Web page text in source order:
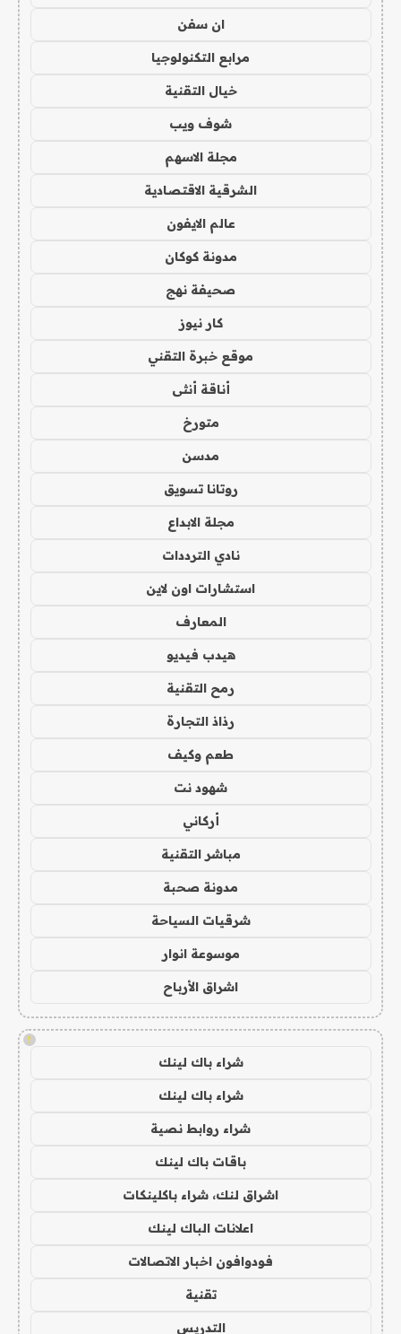
ان سفن
مرابع التكنولوجيا
خيال التقنية
شوف ويب
مجلة الاسهم
الشرقية الاقتصادية
عالم الايفون
مدونة كوكان
صحيفة نهج
كار نيوز
موقع خبرة التقني
أناقة أنثى
متورخ
مدسن
روتانا تسويق
مجلة الابداع
نادي الترددات
استشارات اون لاين
المعارف
هيدب فيديو
رمح التقنية
رذاذ التجارة
طعم وكيف
شهود نت
أركاني
مباشر التقنية
مدونة صحبة
شرقيات السياحة
موسوعة انوار
اشراق الأرباح
!
شراء باك لينك
شراء باك لينك
شراء روابط نصية
باقات باك لينك
اشراق لنك، شراء باكلينكات
اعلانات الباك لينك
فودوافون اخبار الاتصالات
تقنية
التدريس